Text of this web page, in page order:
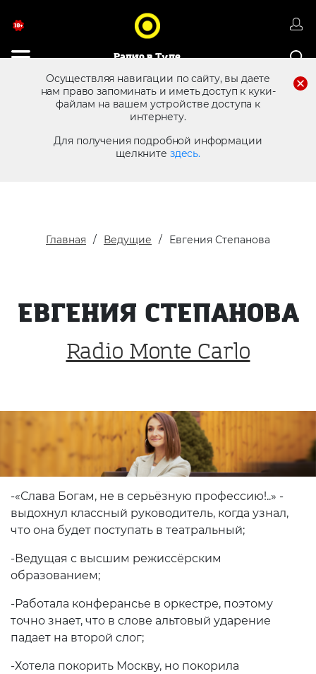
Радио в Туле
Осуществляя навигации по сайту, вы даете
нам право запоминать и иметь доступ к куки-
файлам на вашем устройстве доступа к
интернету.
Для получения подробной информации
щелкните здесь.
8 (4872) 250 470 Реклама в эфире
Главная Ведущие Евгения Степанова
ЕВГЕНИЯ СТЕПАНОВА
Radio Monte Carlo
-«Слава Богам, не в серьёзную профессию!..» -
выдохнул классный руководитель, когда узнал,
что она будет поступать в театральный;
-Ведущая с высшим режиссёрским
образованием;
-Работала конферансье в оркестре, поэтому
точно знает, что в слове альтовый ударение
падает на второй слог;
-Хотела покорить Москву, но покорила